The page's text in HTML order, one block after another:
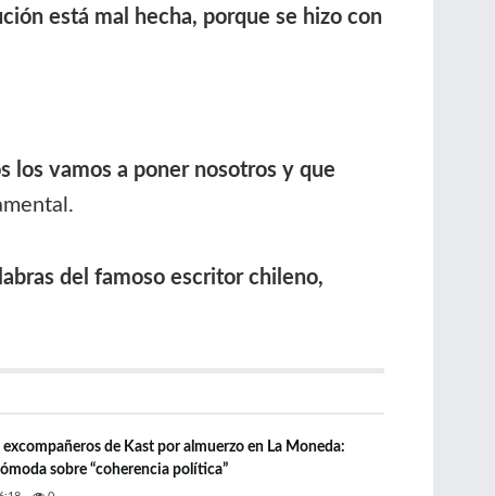
está mal hecha, porque se hizo con
los vamos a poner nosotros y que
del famoso escritor chileno,
de Kast por almuerzo en La Moneda:
sobre “coherencia política”